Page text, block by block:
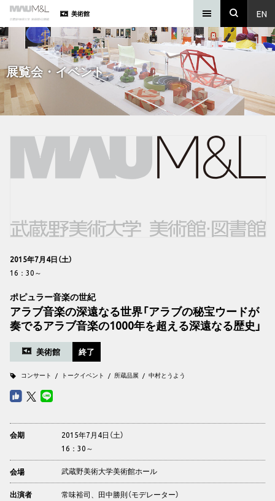
EN
美術館
展覧会・イベント
2015年7月4日（土）
16：30～
ポピュラー音楽の世紀
アラブ音楽の深遠なる世界「アラブの秘宝ウードが
奏でるアラブ音楽の1000年を超える深遠なる歴史」
美術館 終了
コンサート トークイベント 所蔵品展 中村とうよう
会期
2015年7月4日（土）
16：30～
会場 武蔵野美術大学美術館ホール
出演者 常味裕司、田中勝則（モデレーター）